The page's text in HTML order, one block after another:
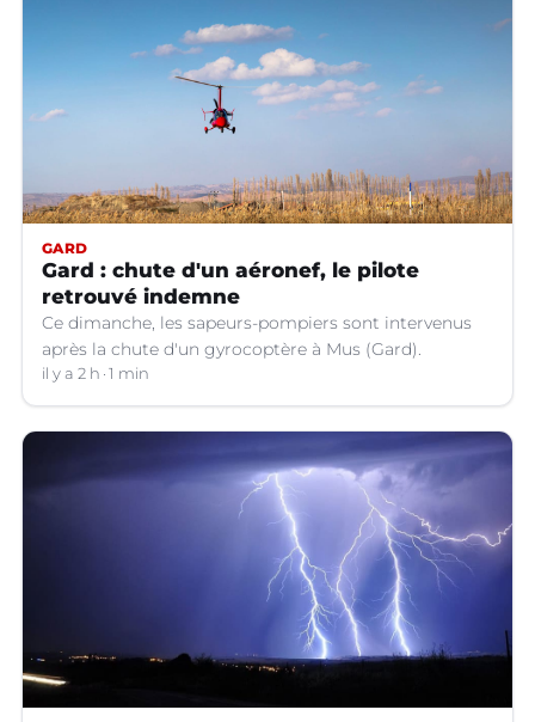
GARD
Gard : chute d'un aéronef, le pilote
retrouvé indemne
Ce dimanche, les sapeurs-pompiers sont intervenus
après la chute d'un gyrocoptère à Mus (Gard).
il y a 2 h 1 min